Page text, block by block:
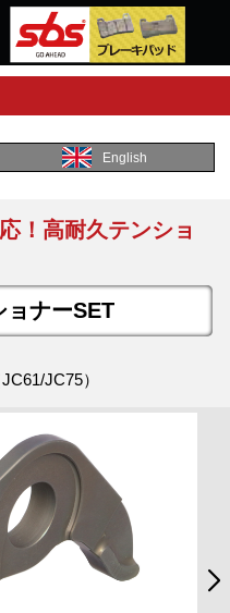
English
！高耐久テンショ
ョナーSET
JC75）